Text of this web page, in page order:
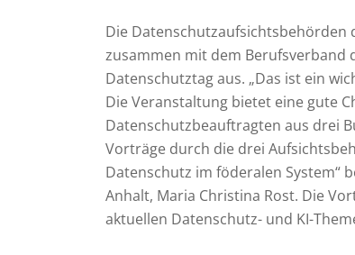
Die Datenschutzaufsichtsbehörden
zusammen mit dem Berufsverband
Datenschutztag aus. „Das ist ein
Die Veranstaltung bietet eine gute
Datenschutzbeauftragten aus drei
Vorträge durch die drei
Datenschutz im föderalen System“
Anhalt, Maria Christina Rost. Die
aktuellen Datenschutz- und KI-